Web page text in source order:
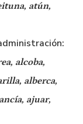
atún,
alcoba,
alberca,
ajuar,